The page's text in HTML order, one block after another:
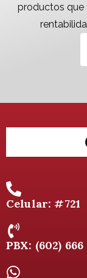
productos que
Celular: #721
PBX: (602) 666